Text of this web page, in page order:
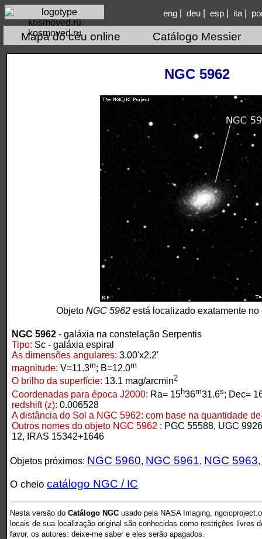
kosmoved.ru
eng| deu| esp| ita|
Mapa do céu online Catálogo Messier
NGC 5962
Objeto NGC 5962 está localizado exatamente no
NGC 5962 - galáxia na constelação Serpentis
Tipo: Sc - galáxia espiral
As dimensões angulares: 3.00'x2.2'
magnitude: V=11.3m; B=12.0m
O brilho da superfície: 13.1 mag/arcmin2
Coordenadas para época J2000: Ra= 15h36m31.6s; Dec=
redshift (z): 0.006528
A distância do Sol a NGC 5962: com base na quantidade
Outros nomes do objeto NGC 5962 : PGC 55588, UGC
12, IRAS 15342+1646
Objetos próximos: NGC 5960, NGC 5961, NGC 5963,
O cheio catálogo NGC / IC
Nesta versão do Catálogo NGC usado pela NASA Imaging,
locais de sua localização original são conhecidas como restrições livres
favor, os autores: deixe-me saber e eles serão apagados.